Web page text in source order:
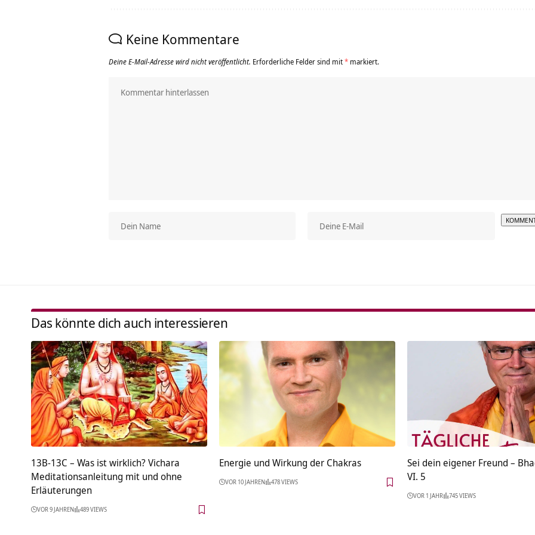
Keine Kommentare
Deine E-Mail-Adresse wird nicht veröffentlicht. Erforderliche Felder sind mit* markiert.
Das könnte dich auch interessieren
13B-13C – Was ist wirklich? Vichara
Meditationsanleitung mit und ohne
Erläuterungen
VOR 9 JAHREN 489 VIEWS
Energie und Wirkung der Chakras
VOR 10 JAHREN 478 VIEWS
Sei dein eigener Freund –
VI. 5
VOR 1 JAHR 745 VIEWS